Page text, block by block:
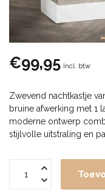
€99,95 Incl. btw
Zwevend nachtkastje
bruine afwerking met 1
moderne ontwerp
stijlvolle uitstraling en